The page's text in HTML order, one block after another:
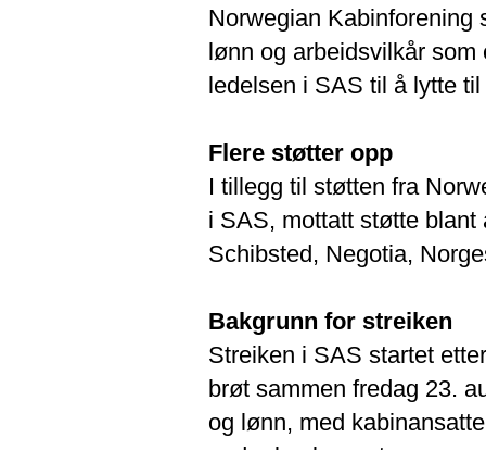
Norwegian Kabinforening
lønn og arbeidsvilkår
ledelsen i SAS til å lytte
Flere støtter opp
I tillegg til støtten fra
i SAS, mottatt støtte
Schibsted, Negotia,
Bakgrunn for streiken
Streiken i SAS startet
brøt sammen fredag 23.
og lønn, med